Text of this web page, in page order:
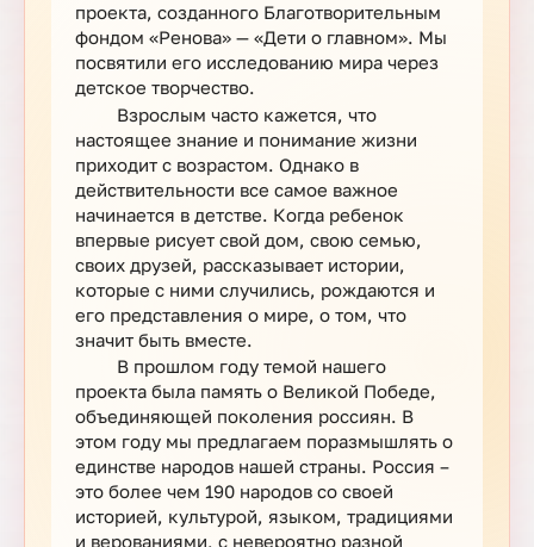
проекта, созданного Благотворительным
фондом «Ренова» — «Дети о главном». Мы
посвятили его исследованию мира через
детское творчество.
Взрослым часто кажется, что
настоящее знание и понимание жизни
приходит с возрастом. Однако в
действительности все самое важное
начинается в детстве. Когда ребенок
впервые рисует свой дом, свою семью,
своих друзей, рассказывает истории,
которые с ними случились, рождаются и
его представления о мире, о том, что
значит быть вместе.
В прошлом году темой нашего
проекта была память о Великой Победе,
объединяющей поколения россиян. В
этом году мы предлагаем поразмышлять о
единстве народов нашей страны. Россия –
это более чем 190 народов со своей
историей, культурой, языком, традициями
и верованиями, с невероятно разной